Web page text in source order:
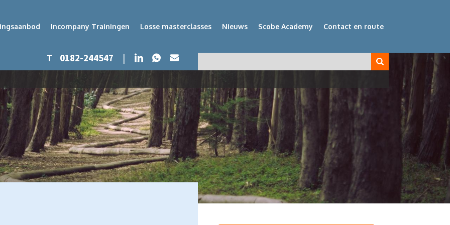
Incompany Trainingen Losse masterclasses Nieuws Scobe Academy Contact en route
T 0182-244547 | LinkedInWhatsapp